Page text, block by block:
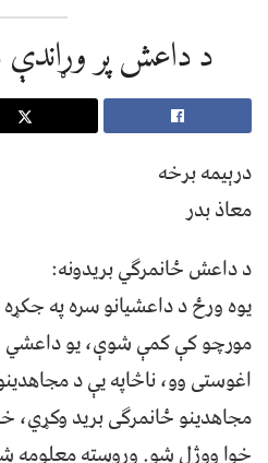
د داعش پر
درېيمه برخه
معاذ بدر
د داعش ځانمرګي بريدونه:
یوه ورځ د داعشیانو سره په
مورچو کې کمې شوې، يو داعشي
اغوستی وو، ناڅاپه یې د
مجاهدينو ځانمرګی بريد وکړي،
خوا ووژل شو. وروسته معلومه